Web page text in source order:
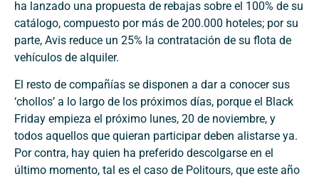
ha lanzado una propuesta de rebajas sobre el 100% de su
catálogo, compuesto por más de 200.000 hoteles; por su
parte, Avis reduce un 25% la contratación de su flota de
vehículos de alquiler.
El resto de compañías se disponen a dar a conocer sus
‘chollos’ a lo largo de los próximos días, porque el Black
Friday empieza el próximo lunes, 20 de noviembre, y
todos aquellos que quieran participar deben alistarse ya.
Por contra, hay quien ha preferido descolgarse en el
último momento, tal es el caso de Politours, que este año